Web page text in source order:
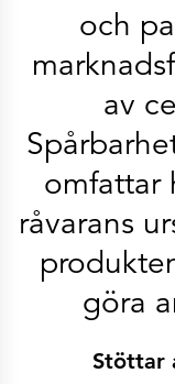
Lär känna oss
Våra pappersbruk
Arctic Paper Kostrzyn
Arctic Paper Grycksbo
Arctic Paper
Karriär
Karriär
Jobba på APK
Jobba på APG
Integritetspolicy
Arctic Paper SA
Arctic Paper Kostrzyn
Arctic Paper Grycksbo
Arctic Paper
Investerarrelationer
Arctic Paper Group
Bolagsorgan
och
av
omfattar
råvarans
göra
Stöttar